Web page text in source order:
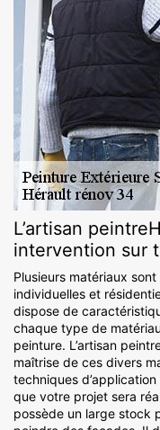
L’artisan
intervention sur
Plusieurs matériaux
individuelles et
dispose de
chaque type de
peinture. L’artisan
maîtrise de ces divers
techniques
que votre projet sera
possède un large stock